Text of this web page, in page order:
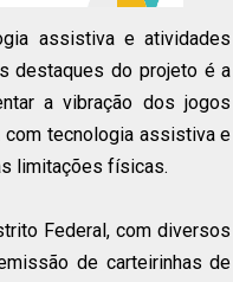
assistiva e atividades
destaques do projeto é a
a vibração dos jogos
com tecnologia assistiva e
limitações físicas.
Federal, com diversos
de carteirinhas de